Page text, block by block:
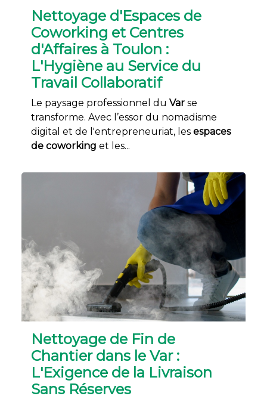
Nettoyage d'Espaces de
Coworking et Centres
d'Affaires à Toulon :
L'Hygiène au Service du
Travail Collaboratif
Le paysage professionnel du Var se
transforme. Avec l’essor du nomadisme
digital et de l'entrepreneuriat, les espaces
de coworking et les...
Nettoyage de Fin de
Chantier dans le Var :
L'Exigence de la Livraison
Sans Réserves